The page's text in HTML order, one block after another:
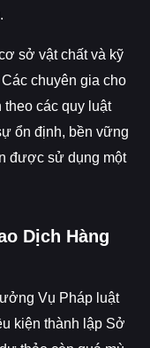
sở vật chất và kỹ
chuyên gia cho
các quy luật
ổn định, bền vững
được sử dụng một
Dịch Hàng
Vụ Pháp luật
kiện thành lập Sở